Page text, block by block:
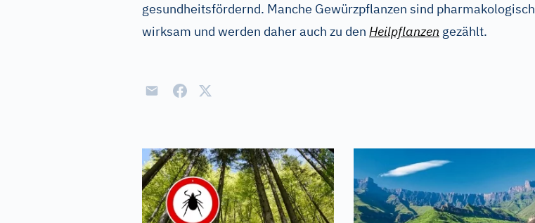
gesundheitsfördernd. Manche Gewürzpflanzen sind pharmakologisch
wirksam und werden daher auch zu den Heilpflanzen gezählt.